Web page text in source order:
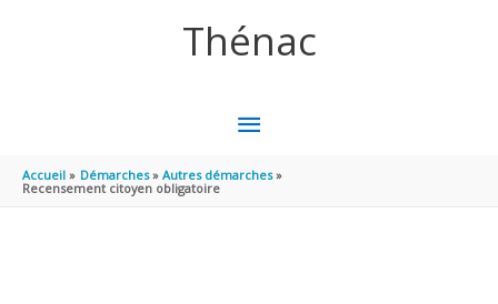
Thénac
MENU
PRINCIPAL
Accueil Démarches
Autres démarches
Recensement citoyen obligatoire